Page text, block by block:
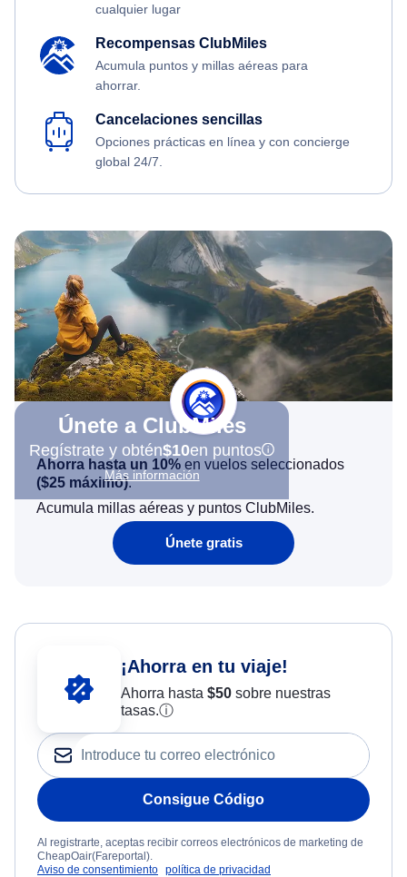
cualquier lugar
Recompensas ClubMiles
Acumula puntos y millas aéreas para
ahorrar.
Cancelaciones sencillas
Opciones prácticas en línea y con concierge
global 24/7.
Únete a ClubMiles
Regístrate y obtén$10en puntos
Más información
Ahorra hasta un 10% en vuelos seleccionados
($25 máximo).
Acumula millas aéreas y puntos ClubMiles.
Únete gratis
¡Ahorra en tu viaje!
Ahorra hasta $50sobre nuestras
tasas.ⓘ
Consigue Código
Al registrarte, aceptas recibir correos electrónicos de marketing de
CheapOair(Fareportal).
Aviso de consentimiento política de privacidad